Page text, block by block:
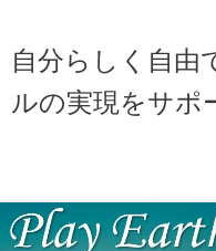
自分らしく自由
ルの実現をサポ